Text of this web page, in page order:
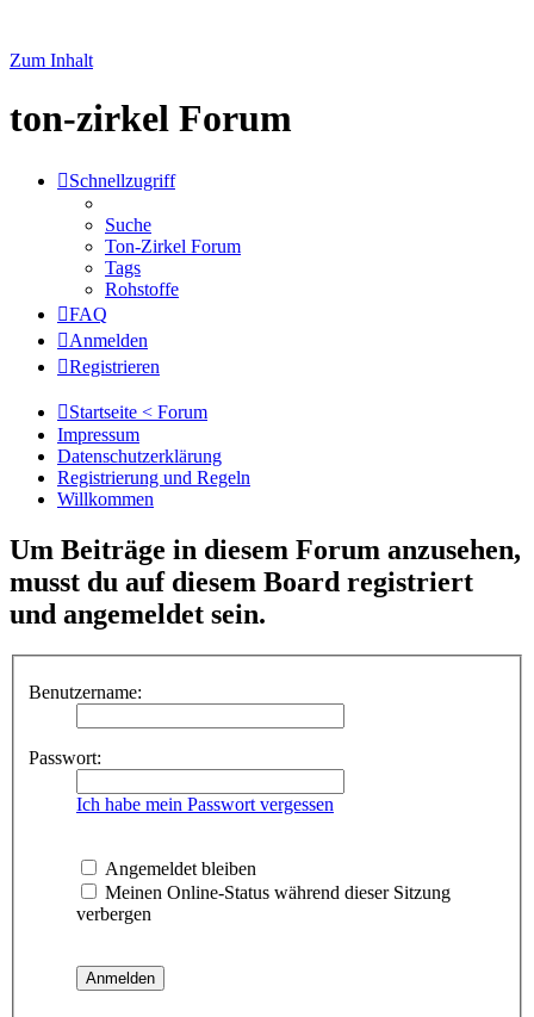
Zum Inhalt
ton-zirkel Forum
Schnellzugriff
Suche
Ton-Zirkel Forum
Tags
Rohstoffe
FAQ
Anmelden
Registrieren
Startseite < Forum
Impressum
Datenschutzerklärung
Registrierung und Regeln
Willkommen
Um Beiträge in diesem Forum anzusehen,
musst du auf diesem Board registriert
und angemeldet sein.
Benutzername:
Passwort:
Ich habe mein Passwort vergessen
Angemeldet bleiben
Meinen Online-Status während dieser Sitzung
verbergen